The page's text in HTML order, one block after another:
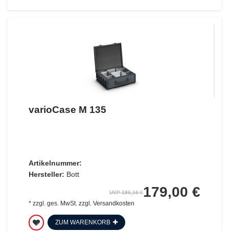
varioCase M 135
Artikelnummer:
Hersteller: Bott
UVP 186,16 €179,00 €
* zzgl. ges. MwSt.zzgl. Versandkosten
ZUM WARENKORB